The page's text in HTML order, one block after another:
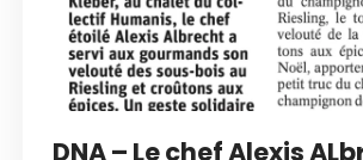
DNA – Le chef Alexis